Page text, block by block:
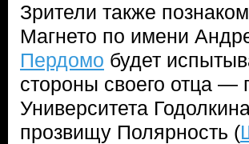
Зрители также
Магнето по имени
Пердомо будет
стороны своего отца —
Университета
прозвищу Полярность (